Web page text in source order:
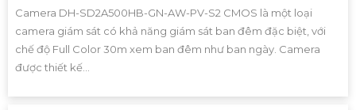
Camera DH-SD2A500HB-GN-AW-PV-S2 CMOS là một loại
camera giám sát có khả năng giám sát ban đêm đặc biệt, với
chế độ Full Color 30m xem ban đêm như ban ngày. Camera
được thiết kế...